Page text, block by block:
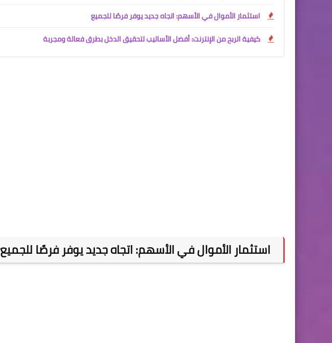
استثمار الأموال في الأسهم: اتجاه جديد يوفر فرصًا للجميع
كيفية الربح من الإنترنت: أفضل الأساليب لتحقيق الدخل بطرق فعالة ومجربة
استثمار الأموال في الأسهم: اتجاه جديد يوفر فرصًا للجميع